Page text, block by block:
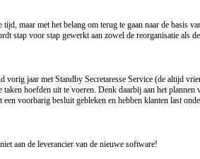
maar met het belang om terug te gaan naar de
stap voor stap gewerkt aan zowel de reorganisatie als
vorig jaar met Standby Secretaresse Service (de altijd
hoefden uit te voeren. Denk daarbij aan het
voorbarig besluit gebleken en hebben klanten last
aan de leverancier van de nieuwe software!